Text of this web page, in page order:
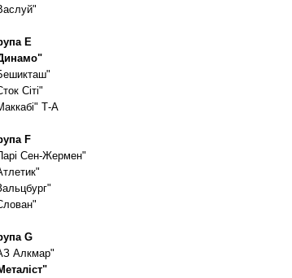
E
Сіті"
Т-А
F
Сен-Жермен"
G
Алкмар"